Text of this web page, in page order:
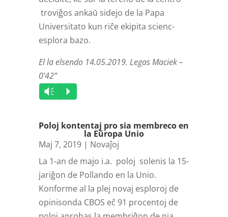
troviĝos ankaŭ sidejo de la Papa
Universitato kun riĉe ekipita scienc-
esplora bazo.
El la elsendo 14.05.2019. Legas Maciek –
0’42”
Audio
Player
Vm P
Poloj kontentaj pro sia membreco en
la Eŭropa Unio
Maj 7, 2019| Novaĵoj
La 1-an de majo i.a. poloj solenis la 15-
jariĝon de Pollando en la Unio.
Konforme al la plej novaj esploroj de
opinisonda CBOS eĉ 91 procentoj de